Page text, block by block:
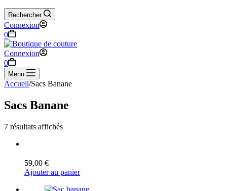
Rechercher
Connexion
Panier
d’achat
0
Connexion
Panier
d’achat
0
Menu
Accueil/Sacs Banane
Sacs Banane
7 résultats affichés
59,00 €
Ajouter au panier